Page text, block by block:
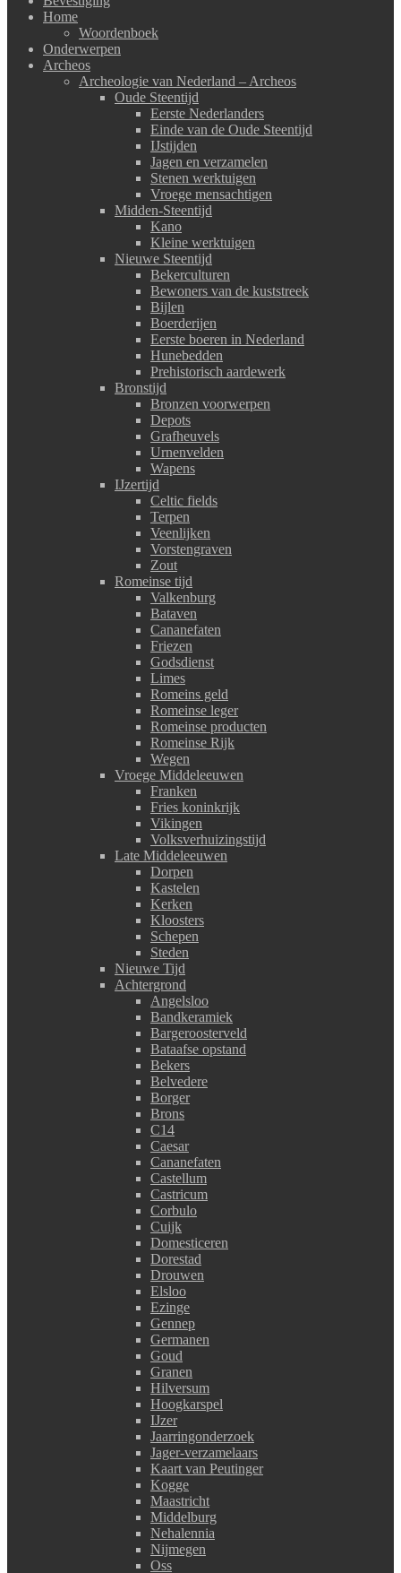
Home
Woordenboek
Onderwerpen
Archeos
Archeologie van Nederland – Archeos
Oude Steentijd
Eerste Nederlanders
Einde van de Oude Steentijd
IJstijden
Jagen en verzamelen
Stenen werktuigen
Vroege mensachtigen
Midden-Steentijd
Kano
Kleine werktuigen
Nieuwe Steentijd
Bekerculturen
Bewoners van de kuststreek
Bijlen
Boerderijen
Eerste boeren in Nederland
Hunebedden
Prehistorisch aardewerk
Bronstijd
Bronzen voorwerpen
Depots
Grafheuvels
Urnenvelden
Wapens
IJzertijd
Celtic fields
Terpen
Veenlijken
Vorstengraven
Zout
Romeinse tijd
Valkenburg
Bataven
Cananefaten
Friezen
Godsdienst
Limes
Romeins geld
Romeinse leger
Romeinse producten
Romeinse Rijk
Wegen
Vroege Middeleeuwen
Franken
Fries koninkrijk
Vikingen
Volksverhuizingstijd
Late Middeleeuwen
Dorpen
Kastelen
Kerken
Kloosters
Schepen
Steden
Nieuwe Tijd
Achtergrond
Angelsloo
Bandkeramiek
Bargeroosterveld
Bataafse opstand
Bekers
Belvedere
Borger
Brons
C14
Caesar
Cananefaten
Castellum
Castricum
Corbulo
Cuijk
Domesticeren
Dorestad
Drouwen
Elsloo
Ezinge
Gennep
Germanen
Goud
Granen
Hilversum
Hoogkarspel
IJzer
Jaarringonderzoek
Jager-verzamelaars
Kaart van Peutinger
Kogge
Maastricht
Middelburg
Nehalennia
Nijmegen
Oss